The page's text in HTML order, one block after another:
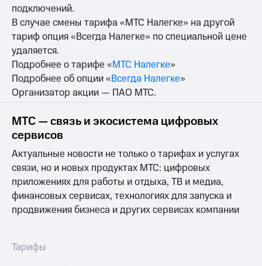
Выбрать
красивый
номер
Заменить
SIM-
карту
Перейти
на
eSIM
Для дома
Спутниковое ТВ
Выберите
и подключите
ТВ
с выгодным
тарифом
ТВ и телефон
для дома
Личный
кабинет
спутникового
ТВ
Скачать
приложение
МТС
МТС
Premium
Подписка
на гигабайты
интернета,
фильмы,
музыка
подключений.
В случае смены тарифа «МТС Налегке» на другой
тариф опция «Всегда Налегке» по специальной цене
удаляется.
Подробнее о тарифе «МТС Налегке»
Подробнее об опции «Всегда Налегке»
Организатор акции — ПАО МТС.
МТС — связь и экосистема цифровых
сервисов
Актуальные новости не только о тарифах и услугах
связи, но и новых продуктах МТС: цифровых
приложениях для работы и отдыха, ТВ и медиа,
финансовых сервисах, технологиях для запуска и
продвижения бизнеса и других сервисах компании
Тарифы